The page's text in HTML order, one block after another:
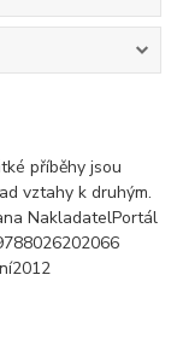
příběhy jsou
vztahy k druhým.
NakladatelPortál